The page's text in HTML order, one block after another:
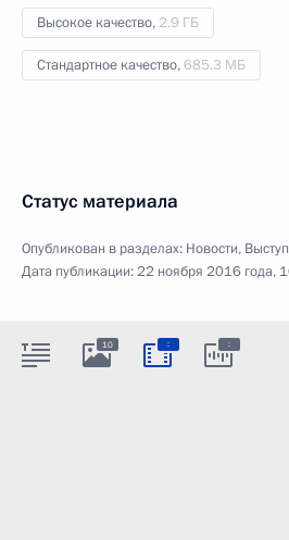
Высокое качество, 2.9 ГБ
Стандартное качество,685.3 МБ
Статус материала
Опубликован в разделах: Новости,
Дата публикации:22 ноября 2016 года,
10 : :